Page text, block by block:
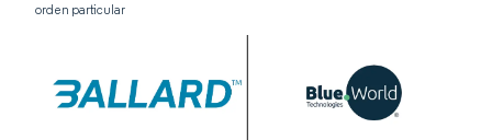
orden particular